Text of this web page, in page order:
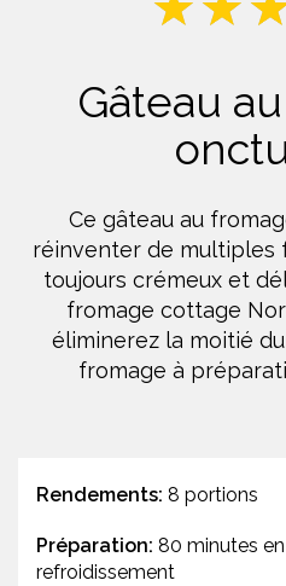
Gâteau
Ce gâteau au
réinventer de multiples
toujours crémeux et
fromage cottage
éliminerez la moitié du
fromage à
Rendements: 8 portions
Préparation: 80 minutes
refroidissement